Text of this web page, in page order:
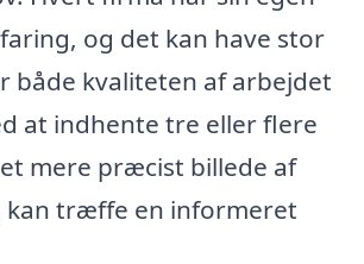
og det kan have stor
både kvaliteten af arbejdet
at indhente tre eller flere
mere præcist billede af
kan træffe en informeret